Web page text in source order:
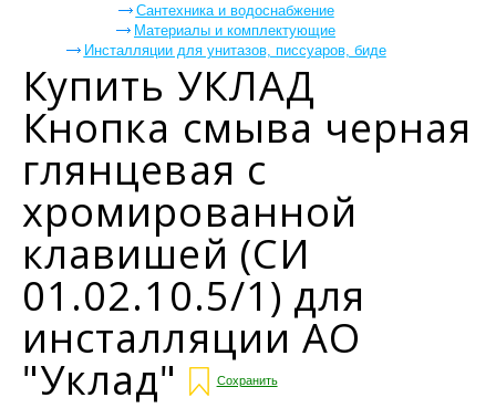
Сантехника и водоснабжение
Материалы и комплектующие
Инсталляции для унитазов, писсуаров, биде
Купить УКЛАД
Кнопка смыва черная
глянцевая с
хромированной
клавишей (СИ
01.02.10.5/1) для
инсталляции АО
"Уклад" Сохранить